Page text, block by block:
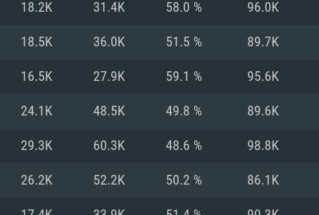
Recomendado
superior
(Intel Xeon
Recomendado
mais recente
Processador:
Recomendado
18.2K 31.4K 58.0 % 96.0K
18.5K 36.0K 51.5 % 89.7K
16.5K 27.9K 59.1 % 95.6K
24.1K 48.5K 49.8 % 89.6K
29.3K 60.3K 48.6 % 98.8K
26.2K 52.2K 50.2 % 86.1K